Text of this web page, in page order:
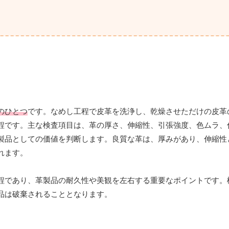
ひとつです。なめし工程で皮革を洗浄し、乾燥させただけの皮
す。主な検査項目は、革の厚さ、伸縮性、引張強度、色ムラ
としての価値を判断します。良質な革は、厚みがあり、伸縮
す。
あり、革製品の耐久性や美観を左右する重要なポイントです
破棄されることとなります。